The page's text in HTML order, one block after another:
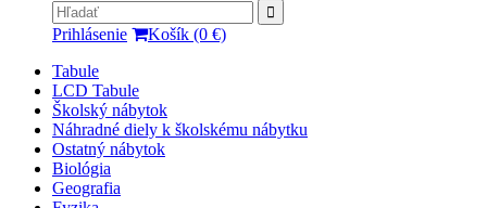
Prihlásenie
Košík (0 €)
Tabule
LCD Tabule
Školský nábytok
Náhradné diely k školskému nábytku
Ostatný nábytok
Biológia
Geografia